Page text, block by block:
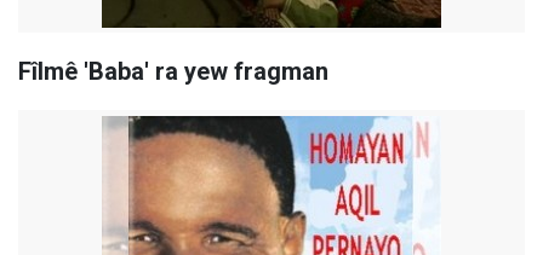
Fîlmê 'Baba' ra yew fragman